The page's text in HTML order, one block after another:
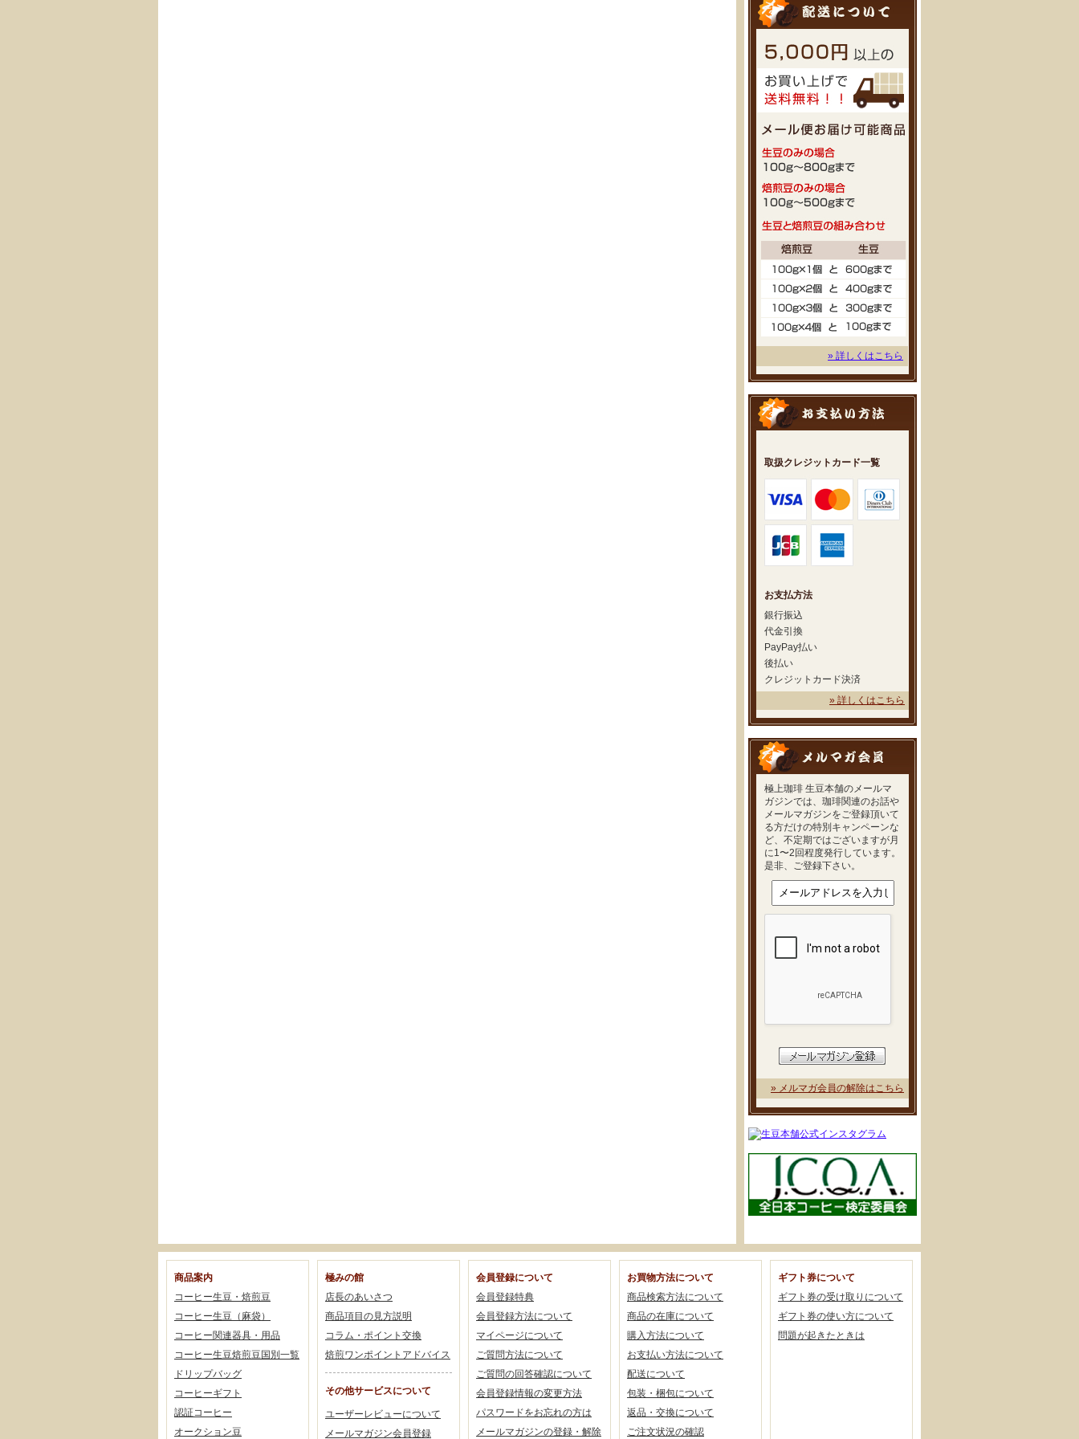
» 詳しくはこちら
取扱クレジットカード一覧
お支払方法
銀行振込
代金引換
PayPay払い
後払い
クレジットカード決済
» 詳しくはこちら
極上珈琲 生豆本舗のメールマ
ガジンでは、珈琲関連のお話や
メールマガジンをご登録頂いて
る方だけの特別キャンペーンな
ど、不定期ではございますが月
に1〜2回程度発行しています。
是非、ご登録下さい。
» メルマガ会員の解除はこちら
商品案内
コーヒー生豆・焙煎豆
コーヒー生豆（麻袋）
コーヒー関連器具・用品
コーヒー生豆焙煎豆国別一覧
ドリップバッグ
コーヒーギフト
認証コーヒー
オークション豆
極みの館
店長のあいさつ
商品項目の見方説明
コラム・ポイント交換
焙煎ワンポイントアドバイス
その他サービスについて
ユーザーレビューについて
メールマガジン会員登録
会員登録について
会員登録特典
会員登録方法について
マイページについて
ご質問方法について
ご質問の回答確認について
会員登録情報の変更方法
パスワードをお忘れの方は
メールマガジンの登録・解除
お買物方法について
商品検索方法について
商品の在庫について
購入方法について
お支払い方法について
配送について
包装・梱包について
返品・交換について
ご注文状況の確認
ギフト券について
ギフト券の受け取りについて
ギフト券の使い方について
問題が起きたときは